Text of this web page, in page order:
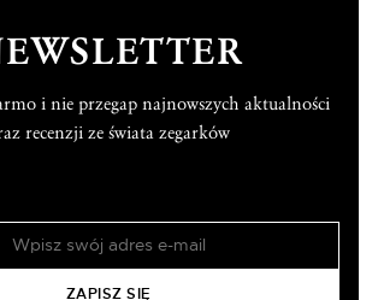
i nie przegap najnowszych aktualności
recenzji ze świata zegarków